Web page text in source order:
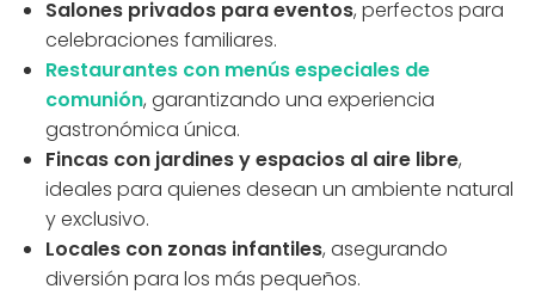
Salones privados para eventos, perfectos para
celebraciones familiares.
Restaurantes con menús especiales de
comunión, garantizando una experiencia
gastronómica única.
Fincas con jardines y espacios al aire libre,
ideales para quienes desean un ambiente natural
y exclusivo.
Locales con zonas infantiles, asegurando
diversión para los más pequeños.